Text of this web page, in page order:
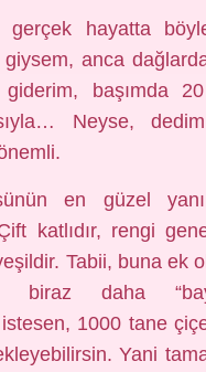
gerçek hayatta
anca
giderim, başımda
Neyse,
en güzel
katlıdır, rengi
yeşildir. Tabii, buna ek
daha
1000 tane
Yani